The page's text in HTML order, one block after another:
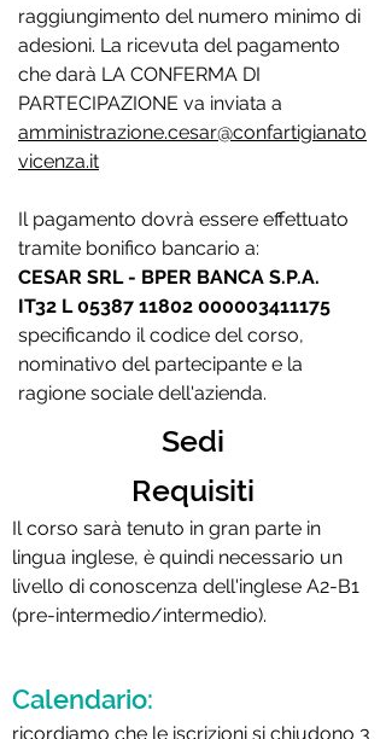
raggiungimento del numero minimo di
adesioni. La ricevuta del pagamento
che darà LA CONFERMA DI
PARTECIPAZIONE va inviata a
amministrazione.cesar@confartigianato
vicenza.it
Il pagamento dovrà essere effettuato
tramite bonifico bancario a:
CESAR SRL - BPER BANCA S.P.A.
IT32 L05387 11802 000003411175
specificando il codice del corso,
nominativo del partecipante e la
ragione sociale dell'azienda.
Sedi
Requisiti
Il corso sarà tenuto in gran parte in
lingua inglese, è quindi necessario un
livello di conoscenza dell'inglese A2-B1
(pre-intermedio/intermedio).
Calendario:
ricordiamo che le iscrizioni si chiudono 3